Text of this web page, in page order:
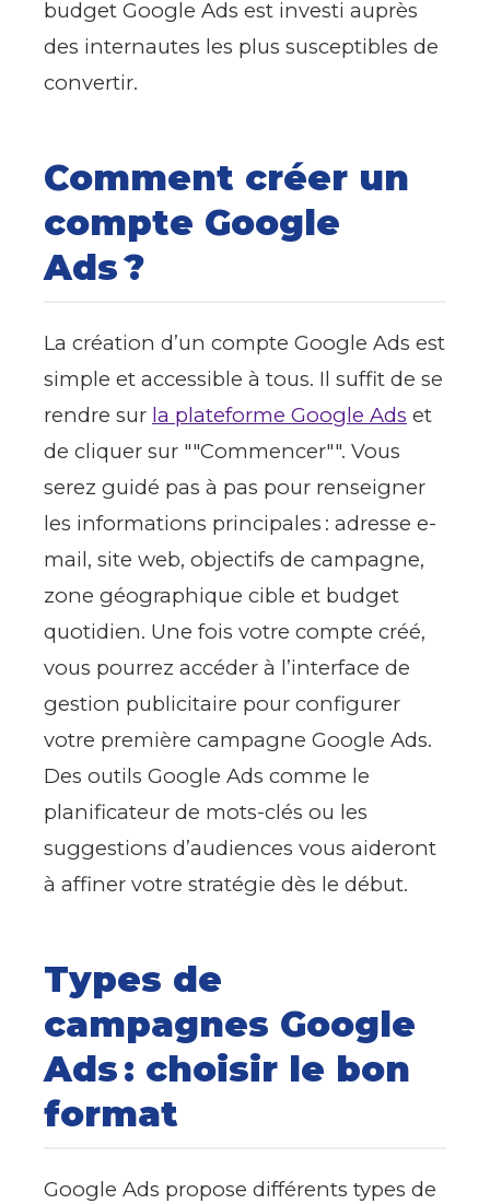
budget Google Ads est investi auprès
des internautes les plus susceptibles de
convertir.
Comment créer un
compte Google
Ads ?
La création d’un compte Google Ads est
simple et accessible à tous. Il suffit de se
rendre sur la plateforme Google Ads et
de cliquer sur ""Commencer"". Vous
serez guidé pas à pas pour renseigner
les informations principales : adresse e-
mail, site web, objectifs de campagne,
zone géographique cible et budget
quotidien. Une fois votre compte créé,
vous pourrez accéder à l’interface de
gestion publicitaire pour configurer
votre première campagne Google Ads.
Des outils Google Ads comme le
planificateur de mots-clés ou les
suggestions d’audiences vous aideront
à affiner votre stratégie dès le début.
Types de
campagnes Google
Ads : choisir le bon
format
Google Ads propose différents types de